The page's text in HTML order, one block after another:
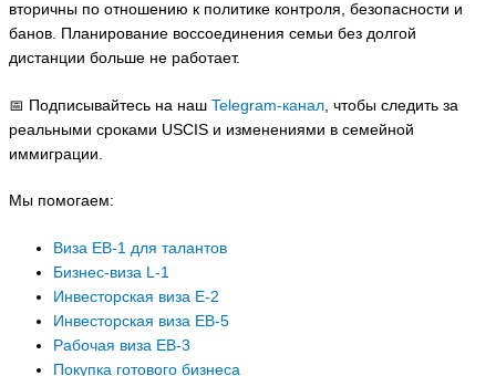
вторичны по отношению к политике контроля, безопасности и
банов. Планирование воссоединения семьи без долгой
дистанции больше не работает.
📅 Подписывайтесь на наш Telegram-канал , чтобы следить за
реальными сроками USCIS и изменениями в семейной
иммиграции.
Мы помогаем:
Виза EB-1 для талантов
Бизнес-виза L-1
Инвесторская виза E-2
Инвесторская виза EB-5
Рабочая виза EB-3
Покупка готового бизнеса